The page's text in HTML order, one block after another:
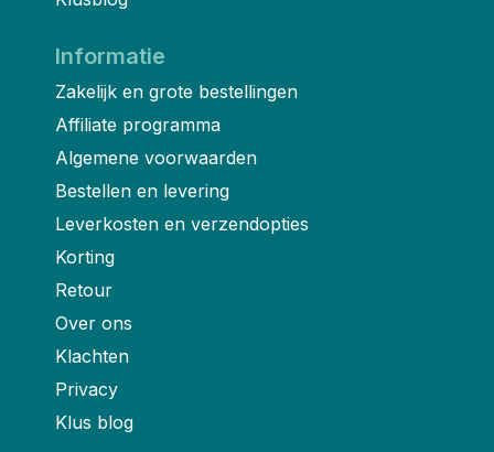
Informatie
Zakelijk en grote bestellingen
Affiliate programma
Algemene voorwaarden
Bestellen en levering
Leverkosten en verzendopties
Korting
Retour
Over ons
Klachten
Privacy
Klus blog